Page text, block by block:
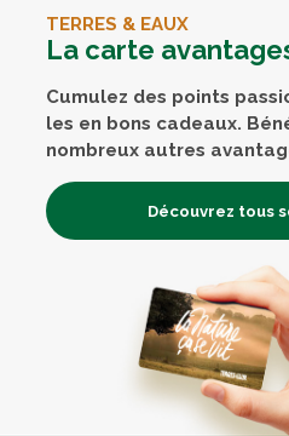
TERRES & EAUX
La carte
Cumulez des points
les en bons cadeaux.
nombreux autres
Découvrez tous